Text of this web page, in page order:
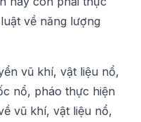
về năng lượng
vũ khí, vật liệu nổ,
nổ, pháo thực hiện
vũ khí, vật liệu nổ,